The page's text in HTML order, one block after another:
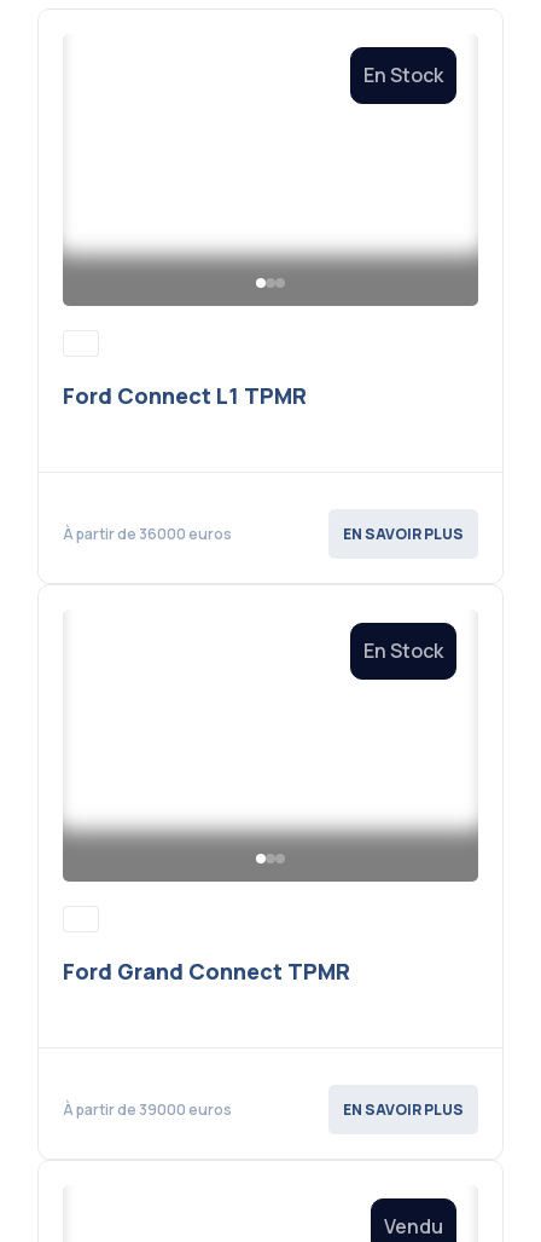
En Stock
Ford Connect L1 TPMR
À partir de 36000 euros EN SAVOIR PLUS
En Stock
Ford Grand Connect TPMR
À partir de 39000 euros EN SAVOIR PLUS
Vendu